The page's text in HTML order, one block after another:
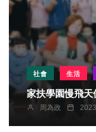
社會 生活
家扶學園慢飛天
周為政